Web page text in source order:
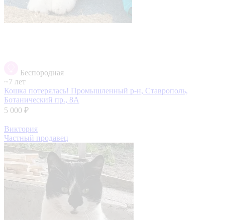
Беспородная
~7 лет
Кошка потерялась! Промышленный р-н, Ставрополь,
Ботанический пр., 8А
5 000 ₽
Виктория
Частный продавец